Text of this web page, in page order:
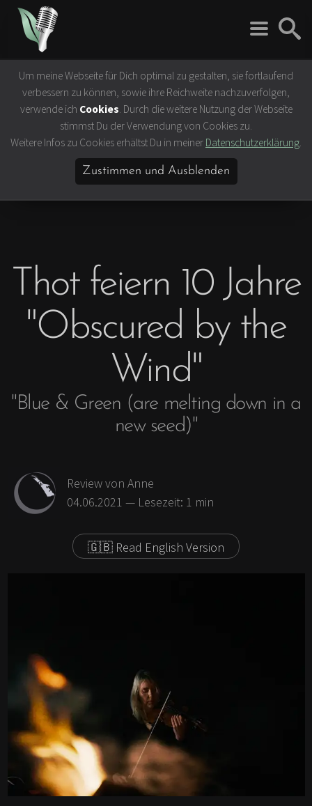
Rock 'n' Roll
Interviews
Konzerte
Vegan
Tierrechte
Klima- &
Umweltschutz
Ernährung &
Gesundheit
Lifestyle
Bücher & Filme
Antifaschismus und
Feminismus
Fair Fashion & Beauty
Kunst
Slow Travel
Hamburg
Ausflug
Britische Inseln
Buch kaufen
Um meine Webseite für Dich optimal zu gestalten, sie fortlaufend
verbessern zu können, sowie ihre Reichweite nachzuverfolgen,
verwende ich Cookies . Durch die weitere Nutzung der Webseite
stimmst Du der Verwendung von Cookies zu.
Weitere Infos zu Cookies erhältst Du in meiner Datenschutzerklärung
Zustimmen und Ausblenden
Thot feiern 10 Jahre
"Obscured by the
Wind"
"Blue & Green (are melting down in a
new seed)"
Reviewvon Anne
04.06.2021 — Lesezeit: 1 min
🇬🇧 Read English Version